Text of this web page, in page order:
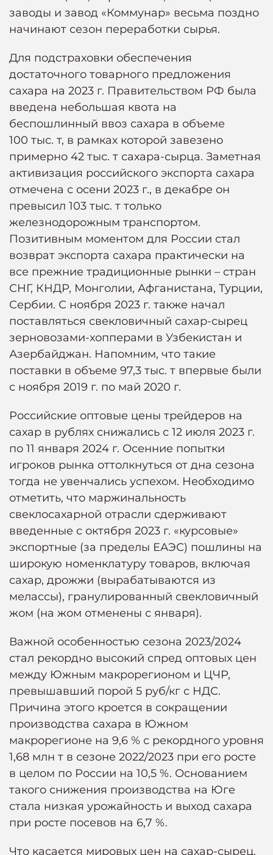
заводы и завод «Коммунар» весьма поздно
начинают сезон переработки сырья.
Для подстраховки обеспечения
достаточного товарного предложения
сахара на 2023 г. Правительством РФ была
введена небольшая квота на
беспошлинный ввоз сахара в объеме
100 тыс. т, в рамках которой завезено
примерно 42 тыс. т сахара-сырца. Заметная
активизация российского экспорта сахара
отмечена с осени 2023 г., в декабре он
превысил 103 тыс. т только
железнодорожным транспортом.
Позитивным моментом для России стал
возврат экспорта сахара практически на
все прежние традиционные рынки – стран
СНГ, КНДР, Монголии, Афганистана, Турции,
Сербии. С ноября 2023 г. также начал
поставляться свекловичный сахар-сырец
зерновозами-хопперами в Узбекистан и
Азербайджан. Напомним, что такие
поставки в объеме 97,3 тыс. т впервые были
с ноября 2019 г. по май 2020 г.
Российские оптовые цены трейдеров на
сахар в рублях снижались с 12 июля 2023 г.
по 11 января 2024 г. Осенние попытки
игроков рынка оттолкнуться от дна сезона
тогда не увенчались успехом. Необходимо
отметить, что маржинальность
свеклосахарной отрасли сдерживают
введенные с октября 2023 г. «курсовые»
экспортные (за пределы ЕАЭС) пошлины на
широкую номенклатуру товаров, включая
сахар, дрожжи (вырабатываются из
мелассы), гранулированный свекловичный
жом (на жом отменены с января).
Важной особенностью сезона 2023/2024
стал рекордно высокий спред оптовых цен
между Южным макрорегионом и ЦЧР,
превышавший порой 5 руб/кг с НДС.
Причина этого кроется в сокращении
производства сахара в Южном
макрорегионе на 9,6 % с рекордного уровня
1,68 млн т в сезоне 2022/2023 при его росте
в целом по России на 10,5 %. Основанием
такого снижения производства на Юге
стала низкая урожайность и выход сахара
при росте посевов на 6,7 %.
Что касается мировых цен на сахар-сырец,